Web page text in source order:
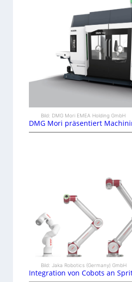
Bild: DMG Mori EMEA Holding GmbH
DMG Mori präsentiert
Bild: Jaka Robotics (Germany) GmbH
Integration von Cobots an